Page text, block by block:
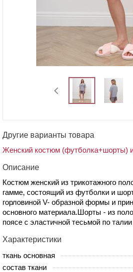
Другие варианты товара
Женский костюм (футболка+шорты)
Описание
Костюм женский из трикотажного
гамме, состоящий из футболки и
горловиной V- образной формы и
основного материала.Шорты - из
поясе с эластичной тесьмой по
Характеристики
ткань основная
состав ткани